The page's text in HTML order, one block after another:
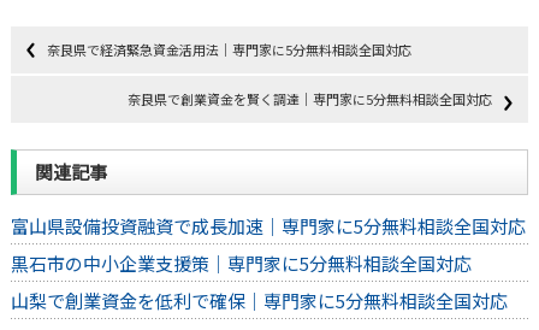
奈良県で経済緊急資金活用法｜専門家に5分無料相談全国対応
奈良県で創業資金を賢く調達｜専門家に5分無料相談全国対応
関連記事
富山県設備投資融資で成長加速｜専門家に5分無料相談全国対応
黒石市の中小企業支援策｜専門家に5分無料相談全国対応
山梨で創業資金を低利で確保｜専門家に5分無料相談全国対応